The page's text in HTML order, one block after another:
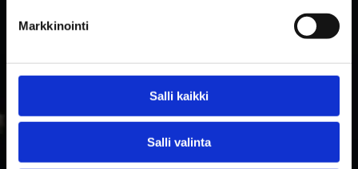
Markkinointi
Salli kaikki
Salli valinta